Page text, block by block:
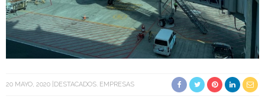
20 MAYO, 2020 DESTACADOS EMPRESAS